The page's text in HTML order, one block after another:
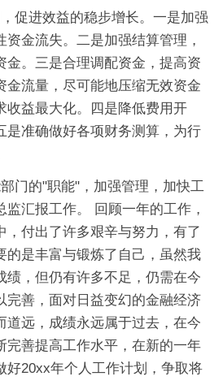
促进效益的稳步增长。一是加强
资金流失。二是加强结算管理，
金。三是合理调配资金，提高资
金流量，尽可能地压缩无效资金
收益最大化。四是降低费用开
是准确做好各项财务测算，为行
门的"职能"，加强管理，加快工
汇报工作。 回顾一年的工作，
，付出了许多艰辛与努力，有了
的是丰富与锻炼了自己，虽然我
绩，但仍有许多不足，仍需在今
完善，面对日益变幻的金融经济
道远，成绩永远属于过去，在今
完善提高工作水平，在新的一年
好20xx年个人工作计划，争取将